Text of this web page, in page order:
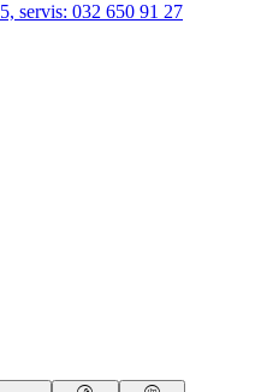
servis: 032 650 91 27